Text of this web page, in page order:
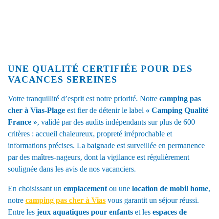
UNE QUALITÉ CERTIFIÉE POUR DES
VACANCES SEREINES
Votre tranquillité d’esprit est notre priorité. Notre camping pas
cher à Vias-Plage est fier de détenir le label « Camping Qualité
France », validé par des audits indépendants sur plus de 600
critères : accueil chaleureux, propreté irréprochable et
informations précises. La baignade est surveillée en permanence
par des maîtres-nageurs, dont la vigilance est régulièrement
soulignée dans les avis de nos vacanciers.
En choisissant un emplacementou une location de mobil home,
notre camping pas cher à Vias vous garantit un séjour réussi.
Entre les jeux aquatiques pour enfants et les espaces de